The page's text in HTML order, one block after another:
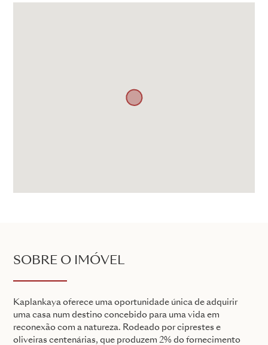
SOBRE O IMÓVEL
Kaplankaya oferece uma oportunidade única de adquirir
uma casa num destino concebido para uma vida em
reconexão com a natureza. Rodeado por ciprestes e
oliveiras centenárias, que produzem 2% do fornecimento